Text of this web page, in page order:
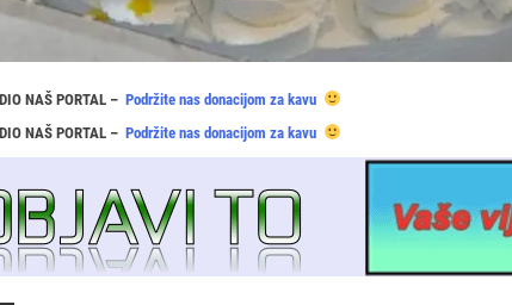
NAŠ PORTAL – Podržite nas donacijom za kavu
NAŠ PORTAL – Podržite nas donacijom za kavu